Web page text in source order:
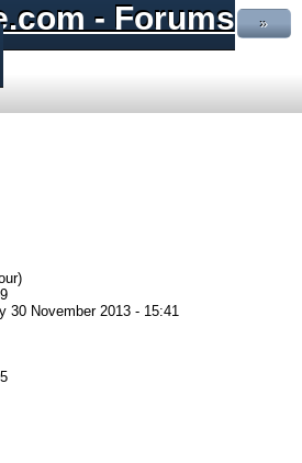
- Forums
»
30 November 2013 - 15:41